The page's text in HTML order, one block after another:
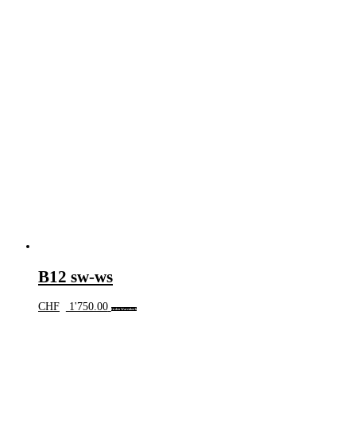
B12 sw-ws
CHF 1'750.00 In den Warenkorb